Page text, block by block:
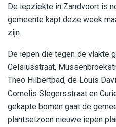
De iepziekte in Zandvoort is
gemeente kapt deze week
zijn.
De iepen die tegen de vlakte
Celsiusstraat,
Theo Hilbertpad, de Louis
Cornelis Slegersstraat en
gekapte bomen gaat de
plantseizoen nieuwe iepen